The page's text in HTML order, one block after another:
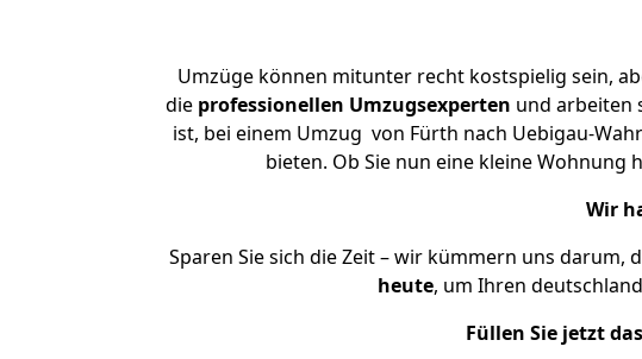
Umzüge können mitunter recht kostspielig sein,
die professionellen Umzugsexperten und arbeiten
ist, bei einem Umzug von Fürth nach Uebigau-
bieten. Ob Sie nun eine kleine Wohnung
Wir
Sparen Sie sich die Zeit – wir kümmern uns darum,
heute, um Ihren
Füllen Sie jetzt